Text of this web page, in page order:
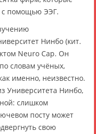
с помощью ЭЭГ.
Нинбо (кит.
Neuro Cap. Он
словам учёных,
именно, неизвестно.
Университета Нинбо,
слишком
посту может
свою